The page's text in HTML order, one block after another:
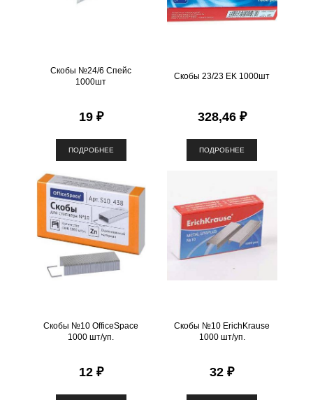
Скобы №24/6 Спейс
1000шт
19 ₽
ПОДРОБНЕЕ
Скобы 23/23 EK 1000шт
328,46 ₽
ПОДРОБНЕЕ
Скобы №10 OfficeSpace
1000 шт/уп.
12 ₽
Скобы №10 ErichKrause
1000 шт/уп.
32 ₽